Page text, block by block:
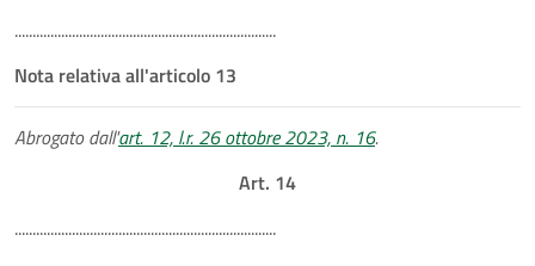
.........................................................................
Nota relativa all'articolo 13
Abrogato dall'art. 12, l.r. 26 ottobre 2023, n. 16.
Art. 14
.........................................................................